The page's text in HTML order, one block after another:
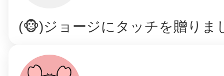
(🐵)ジョージにタッチを贈りま